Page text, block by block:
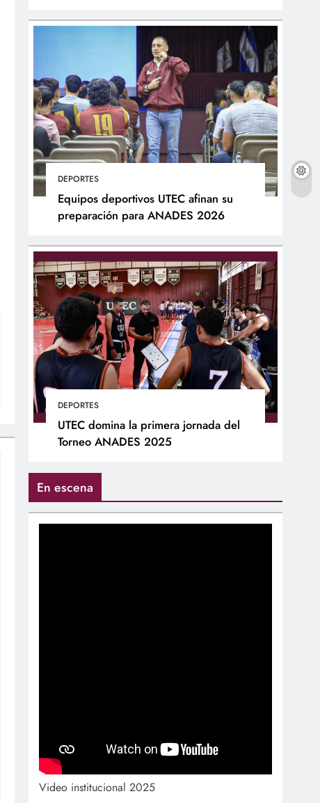
DEPORTES
Equipos deportivos UTEC afinan su
preparación para ANADES 2026
DEPORTES
UTEC domina la primera jornada del
Torneo ANADES 2025
En escena
Video institucional 2025